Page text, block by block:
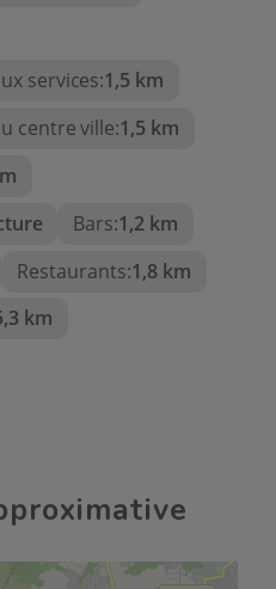
de Moraira, l'une des
criques, port de
sélecte.
à proximité de tous
minutes du prestigieux
Elizabeth, du Club
pour ceux
de la mer
services:1,5 km
centre ville:1,5 km
Bars:1,2 km
Restaurants:1,8 km
km